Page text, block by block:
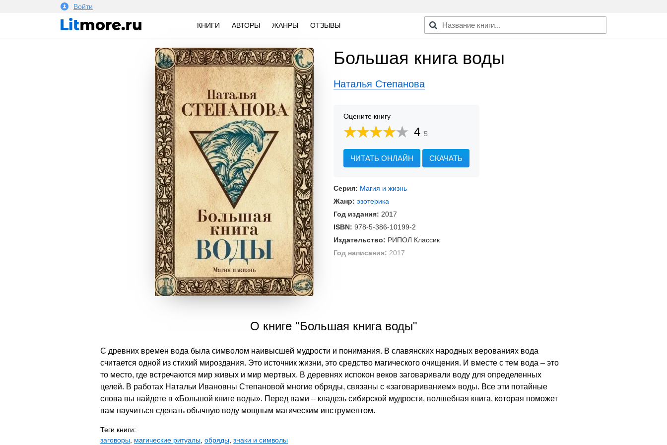
Войти
КНИГИ АВТОРЫ ЖАНРЫ ОТЗЫВЫ
Большая книга воды
Наталья Степанова
Оцените книгу
4 5
ЧИТАТЬ ОНЛАЙН СКАЧАТЬ
Серия: Магия и жизнь
Жанр: эзотерика
Год издания: 2017
ISBN: 978-5-386-10199-2
Издательство: РИПОЛ Классик
Год написания: 2017
О книге "Большая книга воды"
С древних времен вода была символом наивысшей мудрости и понимания. В славянских народных верованиях вода
считается одной из стихий мироздания. Это источник жизни, это средство магического очищения. И вместе с тем вода – это
то место, где встречаются мир живых и мир мертвых. В деревнях испокон веков заговаривали воду для определенных
целей. В работах Натальи Ивановны Степановой многие обряды, связаны с «заговариванием» воды. Все эти потайные
слова вы найдете в «Большой книге воды». Перед вами – кладезь сибирской мудрости, волшебная книга, которая поможет
вам научиться сделать обычную воду мощным магическим инструментом.
Теги книги:
заговоры магические ритуалы обряды знаки и символы